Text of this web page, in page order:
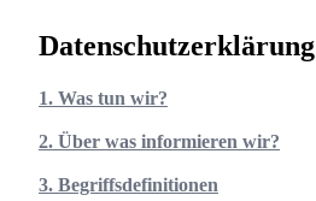
Datenschutzerklärung
1. Was tun wir?
2. Über was informieren wir?
3. Begriffsdefinitionen